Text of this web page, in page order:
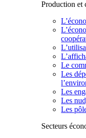
Production et
Le
Les
Les
Les
Les
Secteurs